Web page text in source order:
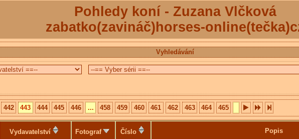
Pohledy koní - Zuzana Vlčková
zabatko(zavináč)horses-
Vyhledávání
442 443 444 445 446 ... 458 459 460 461 462 463 464 465
Vydavatelství Fotograf Číslo Popis